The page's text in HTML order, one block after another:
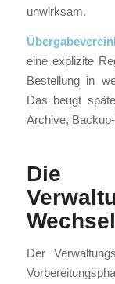
unwirksam.
eine explizite
Bestellung in
Das beugt
Archive,
Die
Wechsel
Der